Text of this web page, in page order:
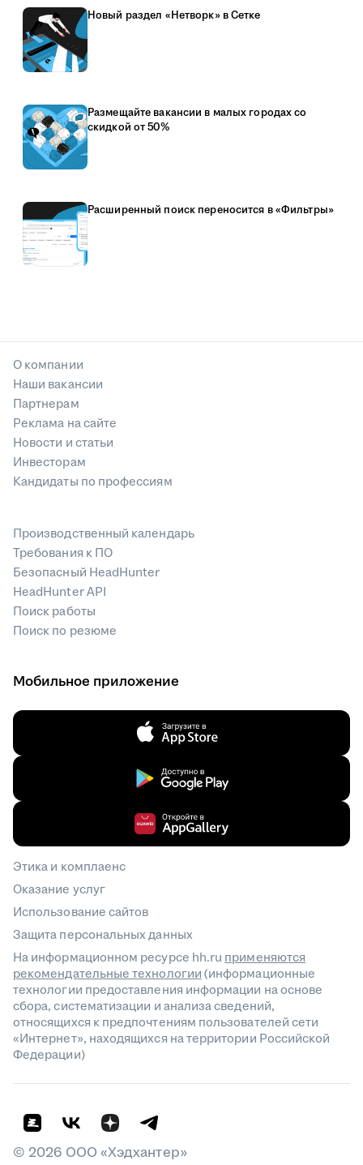
Новый раздел «Нетворк» в Сетке
Размещайте вакансии в малых городах со
скидкой от 50%
Расширенный поиск переносится в «Фильтры»
О компании
Наши вакансии
Партнерам
Реклама на сайте
Новости и статьи
Инвесторам
Кандидаты по профессиям
Производственный календарь
Требования к ПО
Безопасный HeadHunter
HeadHunter API
Поиск работы
Поиск по резюме
Мобильное приложение
Этика и комплаенс
Оказание услуг
Использование сайтов
Защита персональных данных
На информационном ресурсе hh.ru применяются
рекомендательные технологии(информационные
технологии предоставления информации на основе
сбора, систематизации и анализа сведений,
относящихся к предпочтениям пользователей сети
«Интернет», находящихся на территории Российской
Федерации)
© 2026 ООО «Хэдхантер»